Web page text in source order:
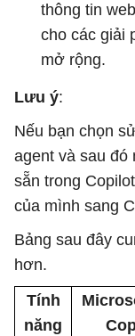
thông tin
cho các giải
mở rộng.
Lưu ý:
Nếu bạn chọn
agent và sau đó
sẵn trong
của mình sang
Bảng sau đây
hơn.
Tính
năng